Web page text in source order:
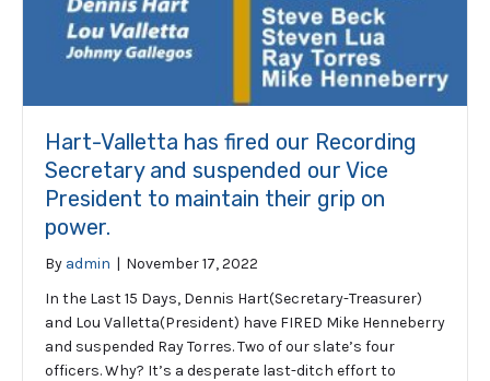
Hart-Valletta has fired our Recording
Secretary and suspended our Vice
President to maintain their grip on
power.
By admin | November 17, 2022
In the Last 15 Days, Dennis Hart(Secretary-Treasurer)
and Lou Valletta(President) have FIRED Mike Henneberry
and suspended Ray Torres. Two of our slate’s four
officers. Why? It’s a desperate last-ditch effort to